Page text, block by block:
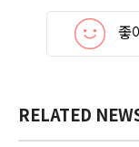
좋
RELATED